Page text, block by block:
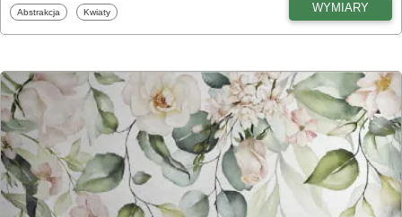
Fototapety
Abstrakcja Fototapety
Kwiaty WYMIARY